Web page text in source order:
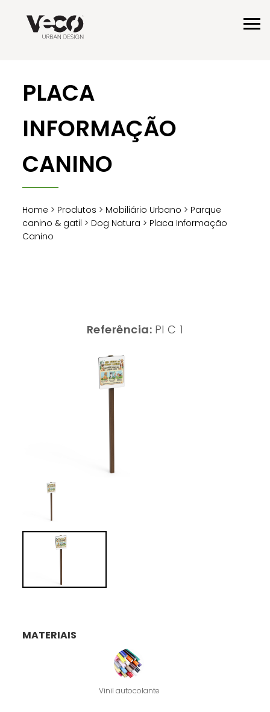
PLACA
INFORMAÇÃO
CANINO
Home > Produtos > Mobiliário Urbano > Parque
canino & gatil > Dog Natura > Placa Informação
Canino
Referência: PI C 1
MATERIAIS
Vinil autocolante